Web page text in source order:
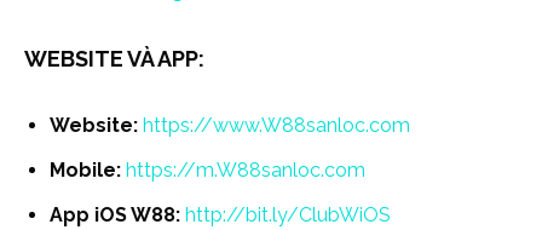
WEBSITE VÀ APP:
Website: https://www.W88sanloc.com
Mobile: https://m.W88sanloc.com
App iOS W88: http://bit.ly/ClubWiOS